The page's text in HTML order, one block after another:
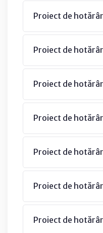
Proiect de
Proiect de
Proiect de
Proiect de
Proiect de
Proiect de
Proiect de